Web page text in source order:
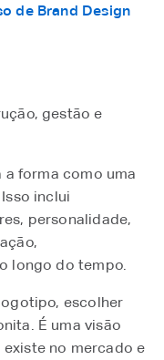
de Brand Design
gestão e
a forma como uma
inclui
personalidade,
longo do tempo.
escolher
É uma visão
no mercado e